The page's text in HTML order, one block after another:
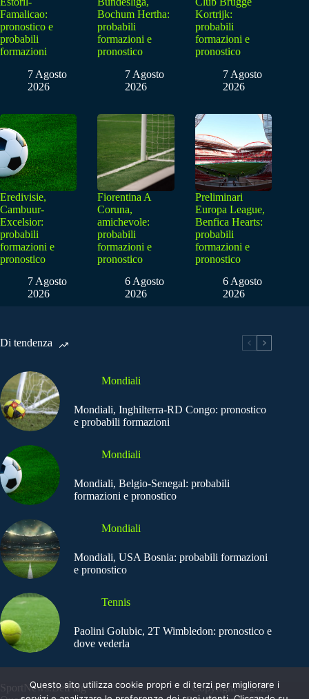
Famalicao:
pronostico e
probabili
formazioni
7 Agosto
2026
Bochum Hertha:
probabili
formazioni e
pronostico
7 Agosto
2026
Kortrijk:
probabili
formazioni e
pronostico
7 Agosto
2026
Eredivisie,
Cambuur-
Excelsior:
probabili
formazioni e
pronostico
7 Agosto
2026
Fiorentina A
Coruna,
amichevole:
probabili
formazioni e
pronostico
6 Agosto
2026
Preliminari
Europa League,
Benfica Hearts:
probabili
formazioni e
pronostico
6 Agosto
2026
Di tendenza
Mondiali
Mondiali, Inghilterra-RD Congo: pronostico
e probabili formazioni
Mondiali
Mondiali, Belgio-Senegal: probabili
formazioni e pronostico
Mondiali
Mondiali, USA Bosnia: probabili formazioni
e pronostico
Tennis
Paolini Golubic, 2T Wimbledon: pronostico e
dove vederla
SportNews.BetFlag -
Copyright © 2025
Questo sito utilizza cookie propri e di terzi per migliorare i